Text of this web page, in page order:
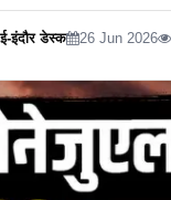
ई-इंदौर डेस्क 26 Jun 2026